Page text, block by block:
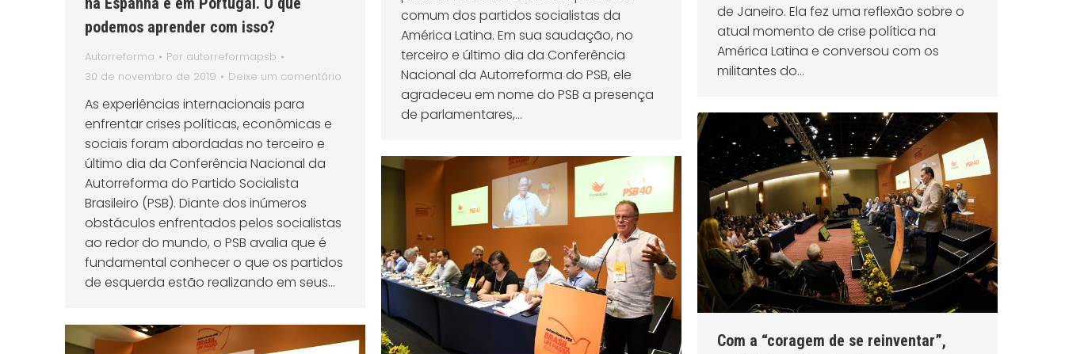
de Janeiro. Ela fez uma reflexão sobre o
atual momento de crise política na
América Latina e conversou com os
militantes do…
comum dos partidos socialistas da
América Latina. Em sua saudação, no
terceiro e último dia da Conferência
Nacional da Autorreforma do PSB, ele
agradeceu em nome do PSB a presença
de parlamentares,…
podemos aprender com isso?
Autorreforma Por autorreformapsb
30 de novembro de 2019
Deixe um comentário
As experiências internacionais para
enfrentar crises políticas, econômicas e
sociais foram abordadas no terceiro e
último dia da Conferência Nacional da
Autorreforma do Partido Socialista
Brasileiro (PSB). Diante dos inúmeros
obstáculos enfrentados pelos socialistas
ao redor do mundo, o PSB avalia que é
fundamental conhecer o que os partidos
de esquerda estão realizando em seus…
Com a “coragem de se reinventar”,